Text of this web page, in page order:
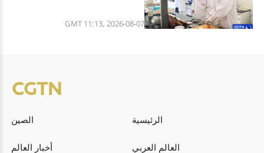
GMT 11:13, 2026-08-07
الصين الرئيسية
أخبار العالم العالم العربي